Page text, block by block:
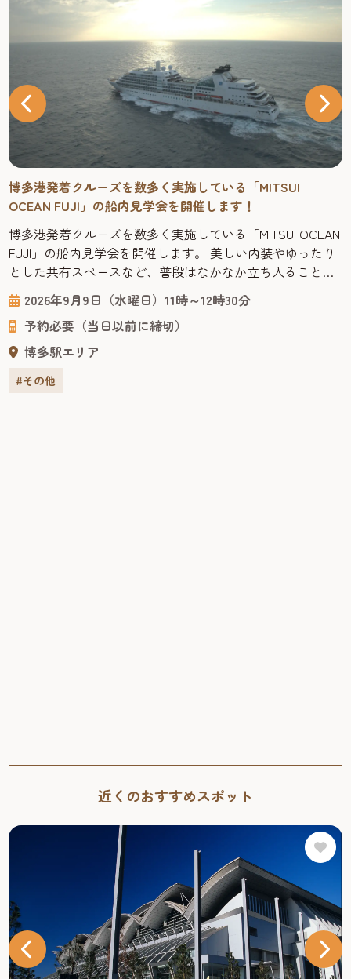
博多港発着クルーズを数多く実施している「MITSUI
OCEAN FUJI」の船内見学会を開催します！
博多港発着クルーズを数多く実施している「MITSUI OCEAN
FUJI」の船内見学会を開催します。 美しい内装やゆったり
とした共有スペースなど、普段はなかなか立ち入ることの
できない船内を見学しながら、海の上で過ごす優雅な旅の
雰囲気やクルーズ船ならではの魅力を間近で体感できる貴
重な機会です。 申込1回につき、2名まで申し込みできます
ので、ご家族の方等も一緒にご応募できます。 是非この機
2026年9月9日（水曜日）11時～12時30分
予約必要（当日以前に締切）
博多駅エリア
#その他
近くのおすすめスポット